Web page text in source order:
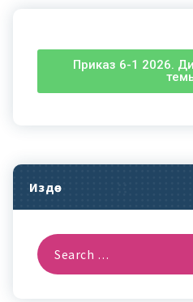
Приказ 6-1 2026.
Издөө